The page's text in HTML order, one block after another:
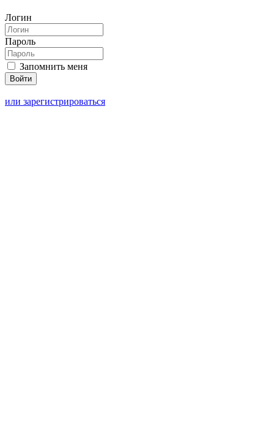
Логин
Пароль
Запомнить меня
или зарегистрироваться